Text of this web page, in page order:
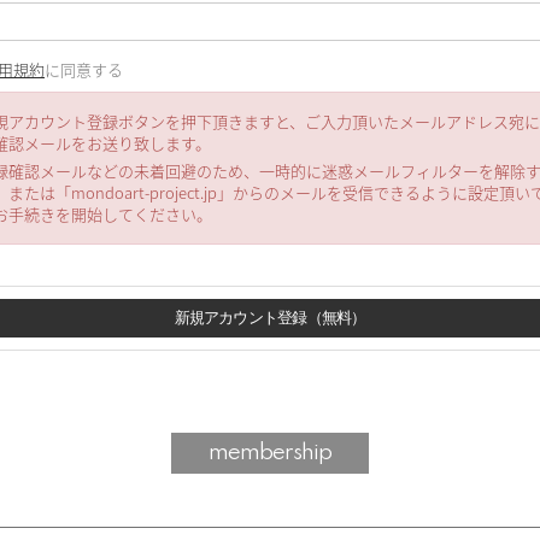
規約に同意する
アカウント登録ボタンを押下頂きますと、ご入力頂いたメールアドレス宛
認メールをお送り致します。
確認メールなどの未着回避のため、一時的に迷惑メールフィルターを解除す
または「mondoart-project.jp」からのメールを受信できるように設定頂い
手続きを開始してください。
membership